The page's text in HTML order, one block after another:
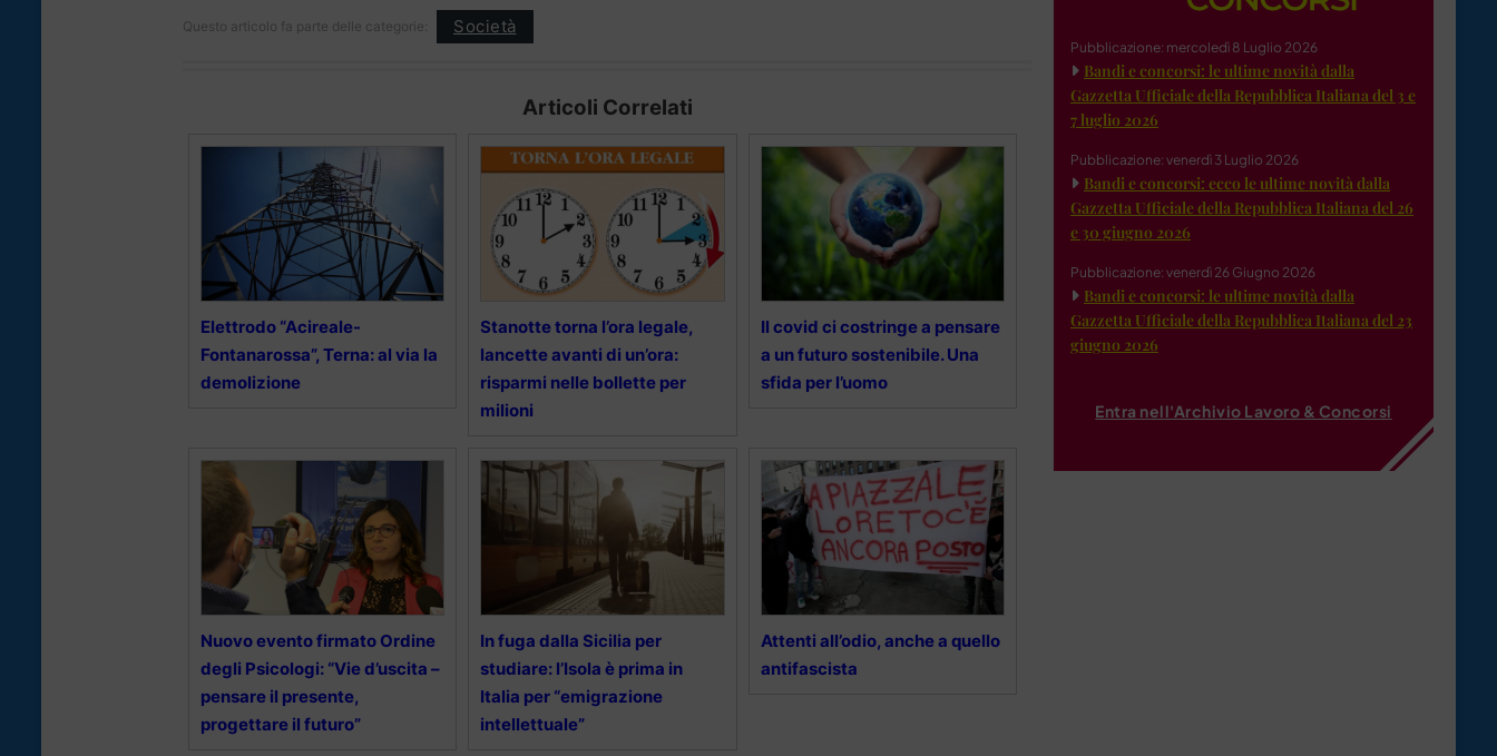
Questo articolo fa parte delle categorie: Società
Articoli Correlati
Elettrodo “Acireale-
Fontanarossa”, Terna: al via la
demolizione
Stanotte torna l’ora legale,
lancette avanti di un’ora:
risparmi nelle bollette per
milioni
Il covid ci costringe a pensare
a un futuro sostenibile. Una
sfida per l’uomo
Nuovo evento firmato Ordine
degli Psicologi: “Vie d’uscita –
pensare il presente,
progettare il futuro”
In fuga dalla Sicilia per
studiare: l’Isola è prima in
Italia per “emigrazione
intellettuale”
Attenti all’odio, anche a quello
antifascista
Pubblicazione: mercoledì 8 Luglio 2026
Bandi e concorsi: le ultime novità dalla
Gazzetta Ufficiale della Repubblica Italiana del 3 e
7 luglio 2026
Pubblicazione: venerdì 3 Luglio 2026
Bandi e concorsi: ecco le ultime novità dalla
Gazzetta Ufficiale della Repubblica Italiana del 26
e 30 giugno 2026
Pubblicazione: venerdì 26 Giugno 2026
Bandi e concorsi: le ultime novità dalla
Gazzetta Ufficiale della Repubblica Italiana del 23
giugno 2026
Entra nell'Archivio Lavoro & Concorsi